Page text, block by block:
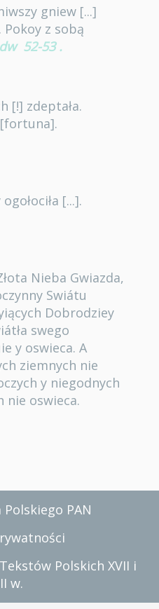
gniew [...]
z sobą
52-53 .
[!] zdeptała.
[fortuna].
[...].
Nieba Gwiazda,
Swiátu
Dobrodziey
swego
y oswieca. A
ziemnych nie
y niegodnych
nie oswieca.
PAN
Polskich XVII i
w.